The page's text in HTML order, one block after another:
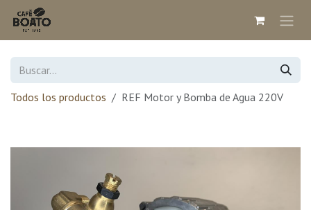
Ir al contenido
Todos los productos REF Motor y Bomba de Agua 220V